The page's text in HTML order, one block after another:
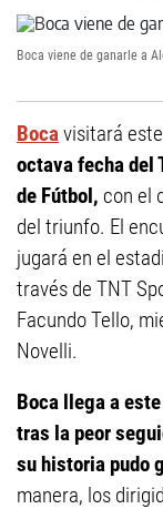
Boca viene de ganarle a
Bocavisitará
octava fecha del
de Fútbol, con el
del triunfo. El
jugará en el
través de TNT
Facundo Tello,
Novelli.
Boca llega a
tras la peor
su historia pudo
manera, los